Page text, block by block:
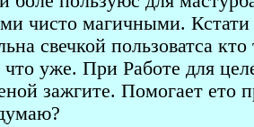
чисто магичными.
свечкой пользоватса
что уже. При Работе для
зажгите. Помогает ето